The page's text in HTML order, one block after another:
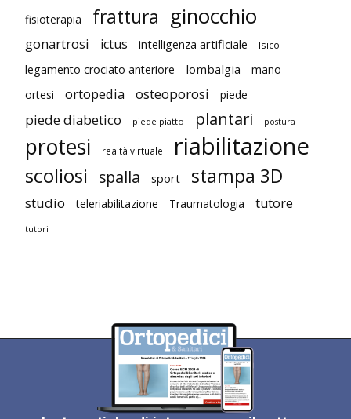
fisioterapia frattura ginocchio
gonartrosi ictus intelligenza artificiale Isico
legamento crociato anteriore lombalgia
mano
ortesi
ortopedia osteoporosi piede
piede diabetico piede piatto plantari postura
protesi realtà virtuale riabilitazione
scoliosi spalla sport stampa 3D
studio teleriabilitazione Traumatologia tutore
tutori